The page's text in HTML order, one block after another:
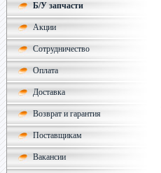
Б/У запчасти
Акции
Сотрудничество
Оплата
Доставка
Возврат и гарантия
Поставщикам
Вакансии